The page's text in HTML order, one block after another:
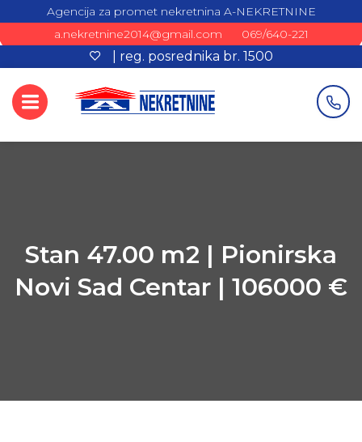
Agencija za promet nekretnina A-NEKRETNINE
a.nekretnine2014@gmail.com
069/640-221
| reg. posrednika br. 1500
Stan 47.00 m2 | Pionirska
Novi Sad Centar | 106000 €